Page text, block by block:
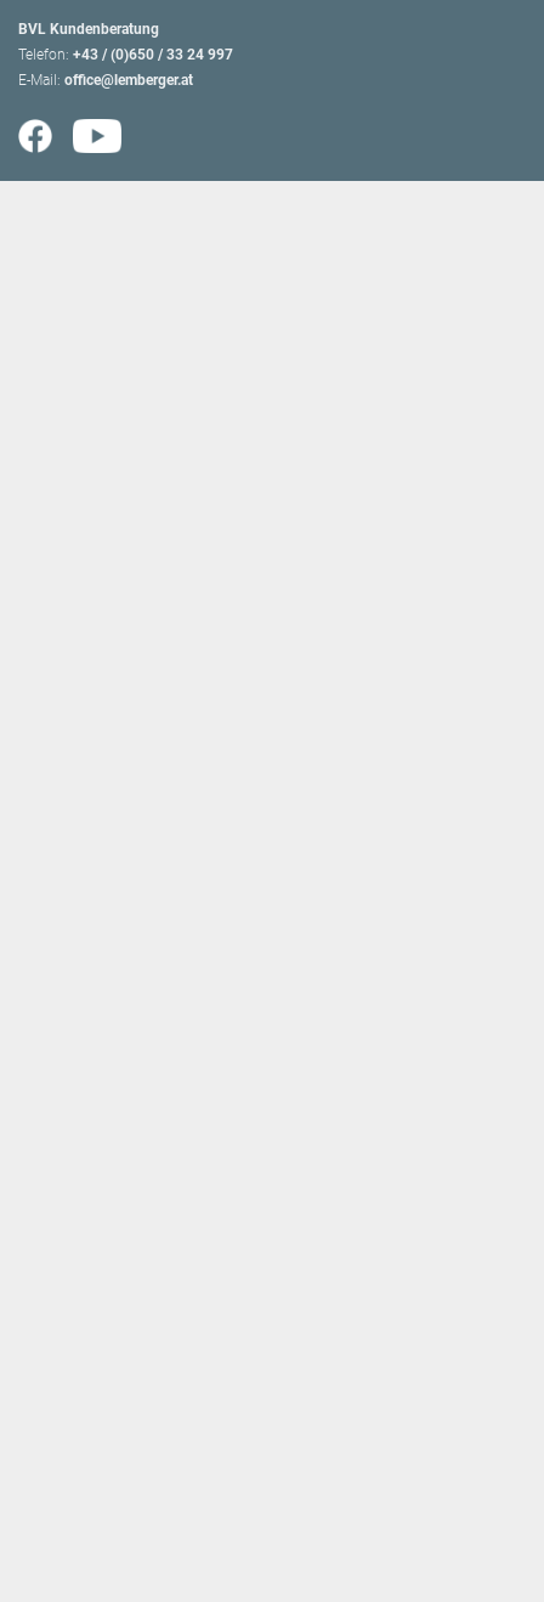
BVL Kundenberatung
Telefon: +43 / (0)650 / 33 24 997
E-Mail: office@lemberger.at